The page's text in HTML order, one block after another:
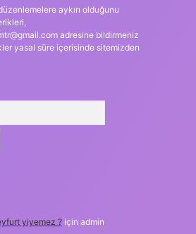
aykırı olduğunu
adresine bildirmeniz
yasal süre içerisinde sitemizden
yiyemez ?için admin